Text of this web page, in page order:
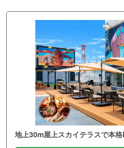
地上30m屋上スカイテラスで本